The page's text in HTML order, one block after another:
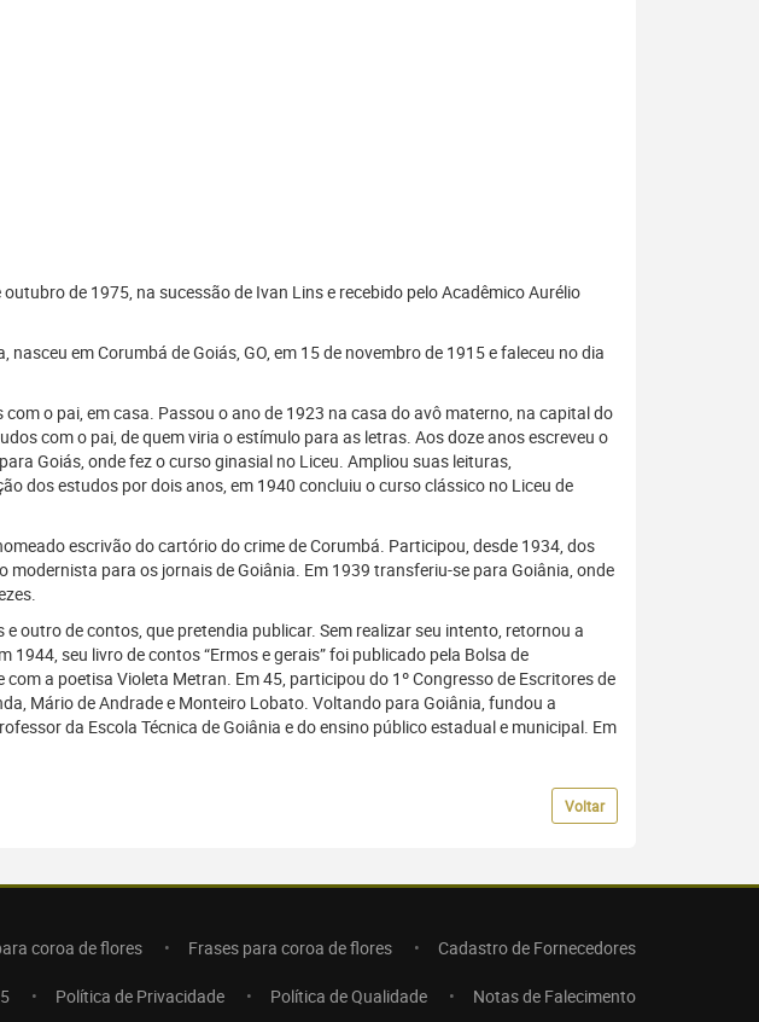
de 1975, na sucessão de Ivan Lins e recebido pelo Acadêmico Aurélio
em Corumbá de Goiás, GO, em 15 de novembro de 1915 e faleceu no dia
o pai, em casa. Passou o ano de 1923 na casa do avô materno, na capital do
com o pai, de quem viria o estímulo para as letras. Aos doze anos escreveu o
Goiás, onde fez o curso ginasial no Liceu. Ampliou suas leituras,
dos estudos por dois anos, em 1940 concluiu o curso clássico no Liceu de
escrivão do cartório do crime de Corumbá. Participou, desde 1934, dos
para os jornais de Goiânia. Em 1939 transferiu-se para Goiânia, onde
outro de contos, que pretendia publicar. Sem realizar seu intento, retornou a
seu livro de contos “Ermos e gerais” foi publicado pela Bolsa de
a poetisa Violeta Metran. Em 45, participou do 1º Congresso de Escritores de
Mário de Andrade e Monteiro Lobato. Voltando para Goiânia, fundou a
da Escola Técnica de Goiânia e do ensino público estadual e municipal. Em
Voltar
coroa de flores Frases para coroa de flores Cadastro de Fornecedores
Política de Privacidade Política de Qualidade Notas de Falecimento